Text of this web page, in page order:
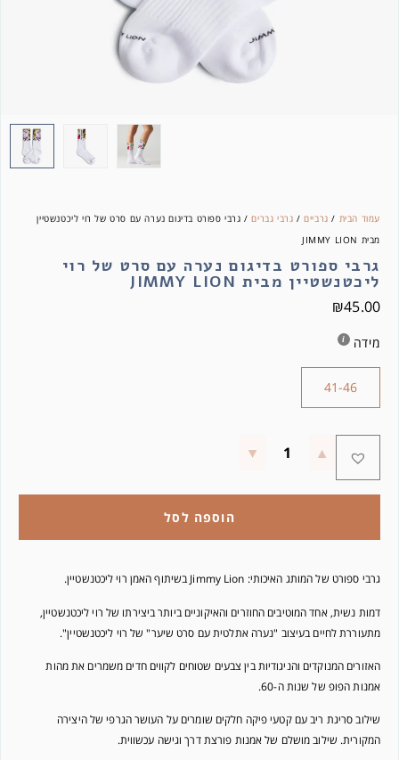
עמוד הבית / גרביים/ גרבי גברים/ גרבי ספורט בדיגום נערה עם סרט של רוי ליכטנשטיין
מבית JIMMY LION
גרבי ספורט בדיגום נערה עם סרט של רוי
ליכטנשטיין מבית JIMMY LION
₪45.00
מידה
41-46
הוספה לסל
גרבי ספורט של המותג האיכותי: Jimmy Lion בשיתוף האמן רוי ליכטנשטיין.
דמות נשית, אחד המוטיבים החוזרים והאיקוניים ביותר ביצירתו של רוי ליכטנשטיין,
מתעוררת לחיים בעיצוב "נערה אתלטית עם סרט שיער" של רוי ליכטנשטיין".
האזורים המנוקדים והניגודיות בין צבעים שטוחים לקווים חדים משמרים את מהות
אמנות הפופ של שנות ה-60.
שילוב סריגת ריב עם קטעי פיקה חלקים שומרים על העושר הגרפי של היצירה
המקורית. שילוב מושלם של אמנות פורצת דרך וגישה עכשווית.